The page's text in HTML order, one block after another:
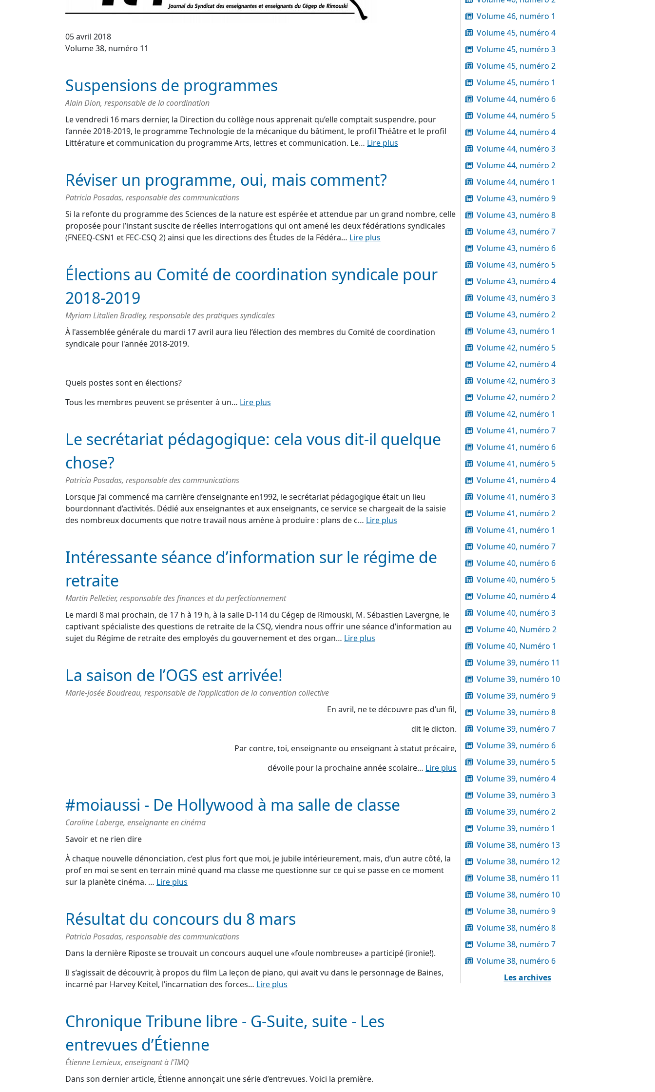
05 avril 2018
Volume 38, numéro 11
Suspensions de programmes
Alain Dion, responsable de la coordination
Le vendredi 16 mars dernier, la Direction du collège nous apprenait qu’elle comptait suspendre, pour
l’année 2018-2019, le programme Technologie de la mécanique du bâtiment, le profil Théâtre et le profil
Littérature et communication du programme Arts, lettres et communication. Le… Lire plus
Réviser un programme, oui, mais comment?
Patricia Posadas, responsable des communications
Si la refonte du programme des Sciences de la nature est espérée et attendue par un grand nombre, celle
proposée pour l’instant suscite de réelles interrogations qui ont amené les deux fédérations syndicales
(FNEEQ-CSN1 et FEC-CSQ 2) ainsi que les directions des Études de la Fédéra… Lire plus
Élections au Comité de coordination syndicale pour
2018-2019
Myriam Litalien Bradley, responsable des pratiques syndicales
À l'assemblée générale du mardi 17 avril aura lieu l’élection des membres du Comité de coordination
syndicale pour l'année 2018-2019.
Quels postes sont en élections?
Tous les membres peuvent se présenter à un… Lire plus
Le secrétariat pédagogique: cela vous dit-il quelque
chose?
Patricia Posadas, responsable des communications
Lorsque j’ai commencé ma carrière d’enseignante en1992, le secrétariat pédagogique était un lieu
bourdonnant d’activités. Dédié aux enseignantes et aux enseignants, ce service se chargeait de la saisie
des nombreux documents que notre travail nous amène à produire : plans de c… Lire plus
Intéressante séance d’information sur le régime de
retraite
Martin Pelletier, responsable des finances et du perfectionnement
Le mardi 8 mai prochain, de 17 h à 19 h, à la salle D-114 du Cégep de Rimouski, M. Sébastien Lavergne, le
captivant spécialiste des questions de retraite de la CSQ, viendra nous offrir une séance d’information au
sujet du Régime de retraite des employés du gouvernement et des organ… Lire plus
La saison de l’OGS est arrivée!
Marie-Josée Boudreau, responsable de l’application de la convention collective
En avril, ne te découvre pas d’un fil,
dit le dicton.
Par contre, toi, enseignante ou enseignant à statut précaire,
dévoile pour la prochaine année scolaire… Lire plus
#moiaussi - De Hollywood à ma salle de classe
Caroline Laberge, enseignante en cinéma
Savoir et ne rien dire
À chaque nouvelle dénonciation, c’est plus fort que moi, je jubile intérieurement, mais, d’un autre côté, la
prof en moi se sent en terrain miné quand ma classe me questionne sur ce qui se passe en ce moment
sur la planète cinéma. … Lire plus
Résultat du concours du 8 mars
Patricia Posadas, responsable des communications
Dans la dernière Riposte se trouvait un concours auquel une «foule nombreuse» a participé (ironie!).
Il s’agissait de découvrir, à propos du film La leçon de piano, qui avait vu dans le personnage de Baines,
incarné par Harvey Keitel, l’incarnation des forces… Lire plus
Chronique Tribune libre - G-Suite, suite - Les
entrevues d’Étienne
Étienne Lemieux, enseignant à l'IMQ
Dans son dernier article, Étienne annonçait une série d’entrevues. Voici la première.
Volume 46, numéro 1
Volume 45, numéro 4
Volume 45, numéro 3
Volume 45, numéro 2
Volume 45, numéro 1
Volume 44, numéro 6
Volume 44, numéro 5
Volume 44, numéro 4
Volume 44, numéro 3
Volume 44, numéro 2
Volume 44, numéro 1
Volume 43, numéro 9
Volume 43, numéro 8
Volume 43, numéro 7
Volume 43, numéro 6
Volume 43, numéro 5
Volume 43, numéro 4
Volume 43, numéro 3
Volume 43, numéro 2
Volume 43, numéro 1
Volume 42, numéro 5
Volume 42, numéro 4
Volume 42, numéro 3
Volume 42, numéro 2
Volume 42, numéro 1
Volume 41, numéro 7
Volume 41, numéro 6
Volume 41, numéro 5
Volume 41, numéro 4
Volume 41, numéro 3
Volume 41, numéro 2
Volume 41, numéro 1
Volume 40, numéro 7
Volume 40, numéro 6
Volume 40, numéro 5
Volume 40, numéro 4
Volume 40, numéro 3
Volume 40, Numéro 2
Volume 40, Numéro 1
Volume 39, numéro 11
Volume 39, numéro 10
Volume 39, numéro 9
Volume 39, numéro 8
Volume 39, numéro 7
Volume 39, numéro 6
Volume 39, numéro 5
Volume 39, numéro 4
Volume 39, numéro 3
Volume 39, numéro 2
Volume 39, numéro 1
Volume 38, numéro 13
Volume 38, numéro 12
Volume 38, numéro 11
Volume 38, numéro 10
Volume 38, numéro 9
Volume 38, numéro 8
Volume 38, numéro 7
Volume 38, numéro 6
Les archives